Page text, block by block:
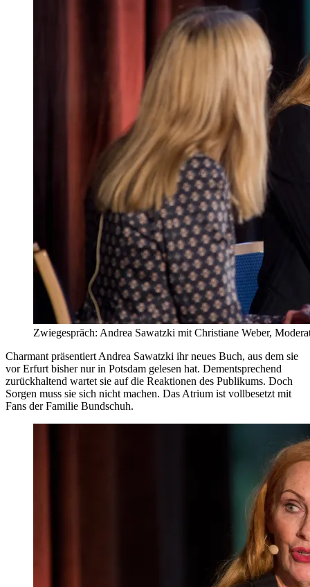
Zwiegespräch: Andrea Sawatzki mit Christiane Weber,
Charmant präsentiert Andrea Sawatzki ihr neues Buch, aus dem sie
vor Erfurt bisher nur in Potsdam gelesen hat. Dementsprechend
zurückhaltend wartet sie auf die Reaktionen des Publikums. Doch
Sorgen muss sie sich nicht machen. Das Atrium ist vollbesetzt mit
Fans der Familie Bundschuh.